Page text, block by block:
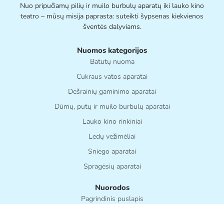
Nuo pripučiamų pilių ir muilo burbulų aparatų iki lauko kino
teatro – mūsų misija paprasta: suteikti šypsenas kiekvienos
šventės dalyviams.
Nuomos kategorijos
Batutų nuoma
Cukraus vatos aparatai
Dešrainių gaminimo aparatai
Dūmų, putų ir muilo burbulų aparatai
Lauko kino rinkiniai
Ledų vežimėliai
Sniego aparatai
Spragėsių aparatai
Nuorodos
Pagrindinis puslapis